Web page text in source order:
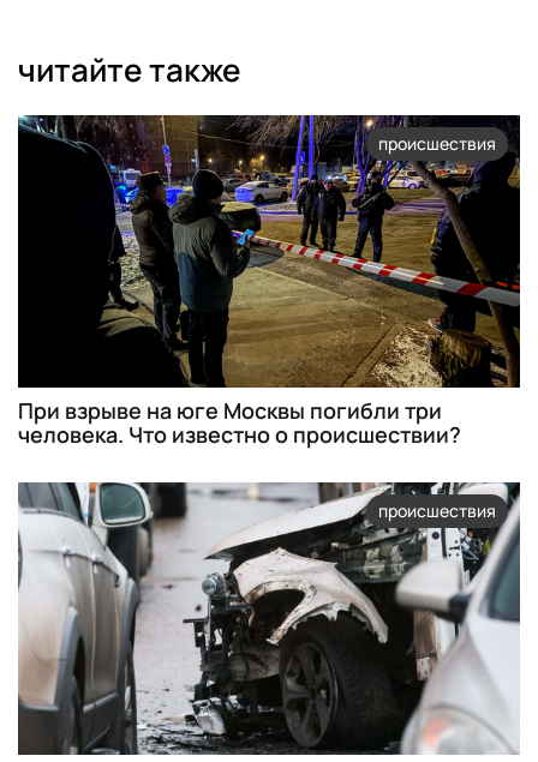
читайте также
происшествия
При взрыве на юге Москвы погибли три
человека. Что известно о происшествии?
происшествия